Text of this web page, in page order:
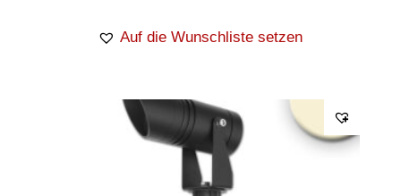
Auf die Wunschliste setzen